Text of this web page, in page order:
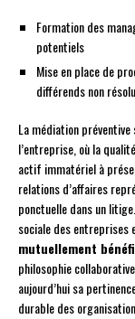
Formation des
potentiels
Mise en place de
différends non
La médiation préventive
l’entreprise, où la
actif immatériel à
relations d’affaires
ponctuelle dans un
sociale des entreprises
mutuellement
philosophie
aujourd’hui sa
durable des